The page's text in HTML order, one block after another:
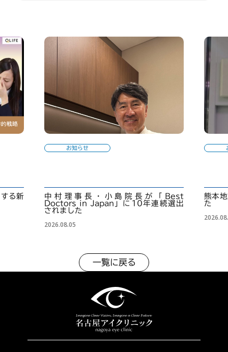
る新
お知らせ
中村理事長・小島院長が「Best
Doctors in Japan」に10年連続選出
されました
2026.08.05
熊本
た
一覧に戻る